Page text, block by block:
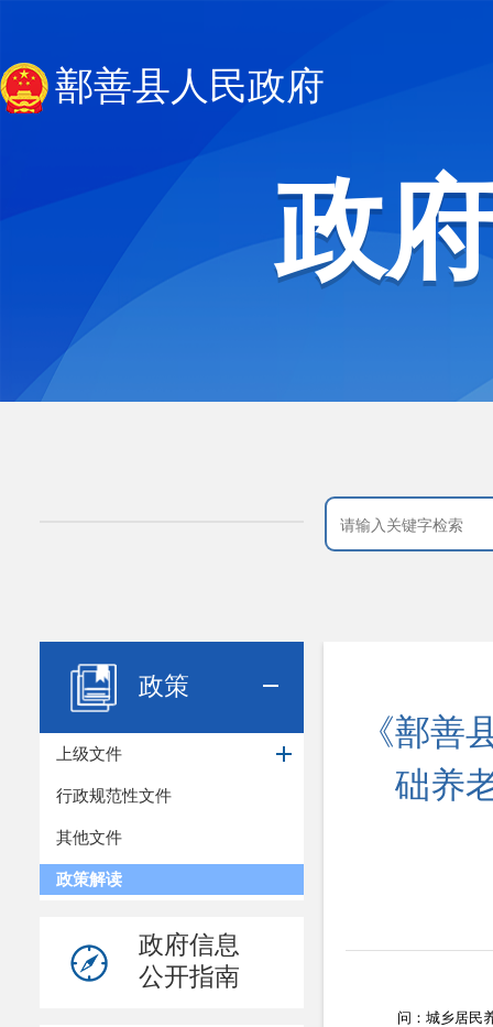
鄯善县人民政府
政
政策
上级文件
行政规范性文件
其他文件
政策解读
政府信息
公开指南
《鄯善
础养
问：城乡居民